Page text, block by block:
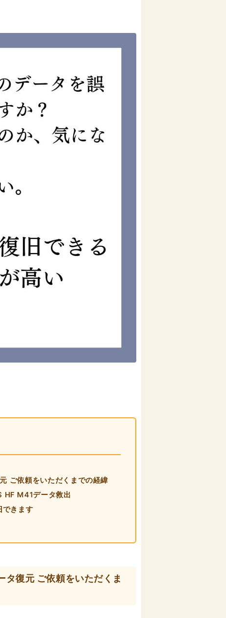
ご依頼をいただくまでの経緯
HF M41データ救出
きます
復元 ご依頼をいただくま